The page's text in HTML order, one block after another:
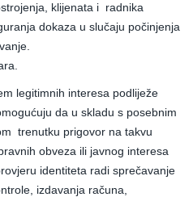
klijenata i radnika
dokaza u slučaju počinjenja
legitimnih interesa podliježe
da u skladu s posebnim
trenutku prigovor na takvu
obveza ili javnog interesa
identiteta radi sprečavanje
izdavanja računa,